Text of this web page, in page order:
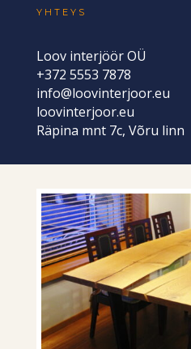
YHTEYS
Loov interjöör OÜ
+372 5553 7878
info@loovinterjoor.eu
loovinterjoor.eu
Räpina mnt 7c, Võru linn